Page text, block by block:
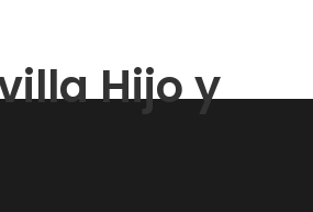
Hijo y